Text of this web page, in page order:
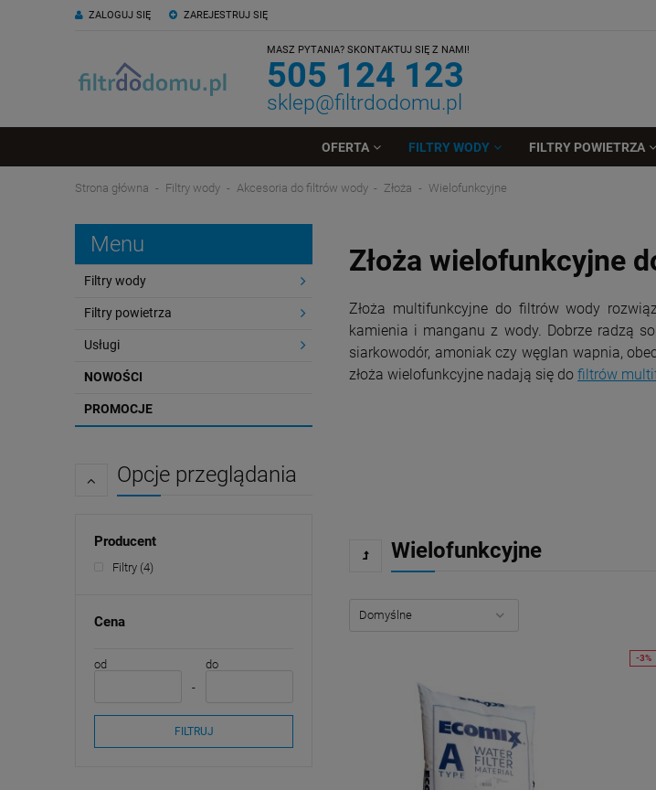
ZAREJESTRUJ SIĘ
ZALOGUJ SIĘ
MASZ PYTANIA? SKONTAKTUJ SIĘ Z NAMI!
505 124 123
sklep@filtrdodomu.pl
OFERTA FILTRY WODY FILTRY POWIETRZA
Strona główna Filtry wody Akcesoria do filtrów wody Złoża Wielofunkcyjne
Menu
Filtry wody
Filtry powietrza
Usługi
NOWOŚCI
PROMOCJE
Opcje przeglądania
Producent
Filtry (4)
Cena
od do
FILTRUJ
Złoża wielofunkcyjne
Złoża multifunkcyjne do filtrów wody
kamienia i manganu z wody. Dobrze radzą
siarkowodór, amoniak czy węglan wapnia,
złoża wielofunkcyjne nadają się do filtrów
Wielofunkcyjne